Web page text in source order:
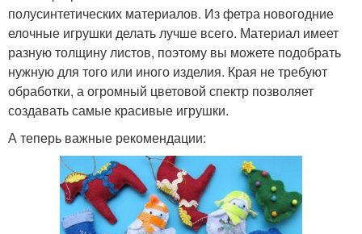
полусинтетических материалов. Из фетра новогодние
елочные игрушки делать лучше всего. Материал имеет
разную толщину листов, поэтому вы можете подобрать
нужную для того или иного изделия. Края не требуют
обработки, а огромный цветовой спектр позволяет
создавать самые красивые игрушки.
А теперь важные рекомендации: